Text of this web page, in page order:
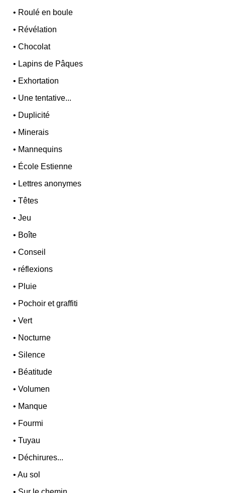
• Roulé en boule
• Révélation
•Chocolat
• Lapins de Pâques
• Exhortation
• Une tentative...
• Duplicité
• Minerais
• Mannequins
• École Estienne
• Lettres anonymes
•Têtes
•Jeu
• Boîte
•Conseil
• réflexions
• Pluie
• Pochoir et graffiti
•Vert
• Nocturne
• Silence
• Béatitude
•Volumen
• Manque
• Fourmi
•Tuyau
• Déchirures...
•Au sol